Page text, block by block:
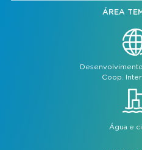
ÁREA
Coop.
Água e